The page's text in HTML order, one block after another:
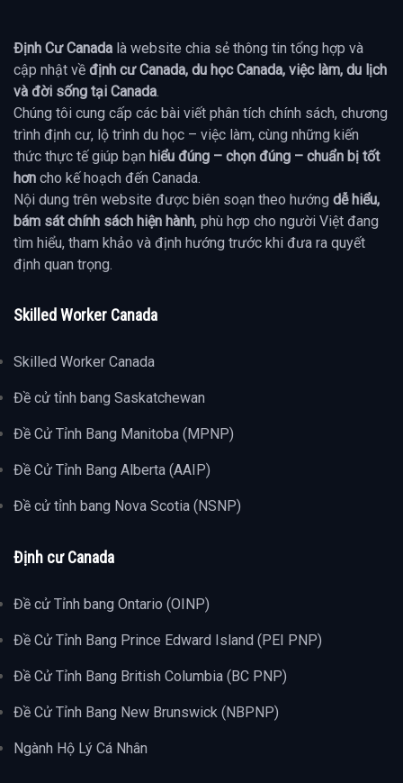
Định Cư Canada là website chia sẻ thông tin tổng hợp và
cập nhật về định cư Canada, du học Canada, việc làm, du lịch
và đời sống tại Canada.
Chúng tôi cung cấp các bài viết phân tích chính sách, chương
trình định cư, lộ trình du học – việc làm, cùng những kiến
thức thực tế giúp bạn hiểu đúng – chọn đúng – chuẩn bị tốt
hơn cho kế hoạch đến Canada.
Nội dung trên website được biên soạn theo hướng dễ hiểu,
bám sát chính sách hiện hành, phù hợp cho người Việt đang
tìm hiểu, tham khảo và định hướng trước khi đưa ra quyết
định quan trọng.
Skilled Worker Canada
Skilled Worker Canada
Đề cử tỉnh bang Saskatchewan
Đề Cử Tỉnh Bang Manitoba (MPNP)
Đề Cử Tỉnh Bang Alberta (AAIP)
Đề cử tỉnh bang Nova Scotia (NSNP)
Định cư Canada
Đề cử Tỉnh bang Ontario (OINP)
Đề Cử Tỉnh Bang Prince Edward Island (PEI PNP)
Đề Cử Tỉnh Bang British Columbia (BC PNP)
Đề Cử Tỉnh Bang New Brunswick (NBPNP)
Ngành Hộ Lý Cá Nhân